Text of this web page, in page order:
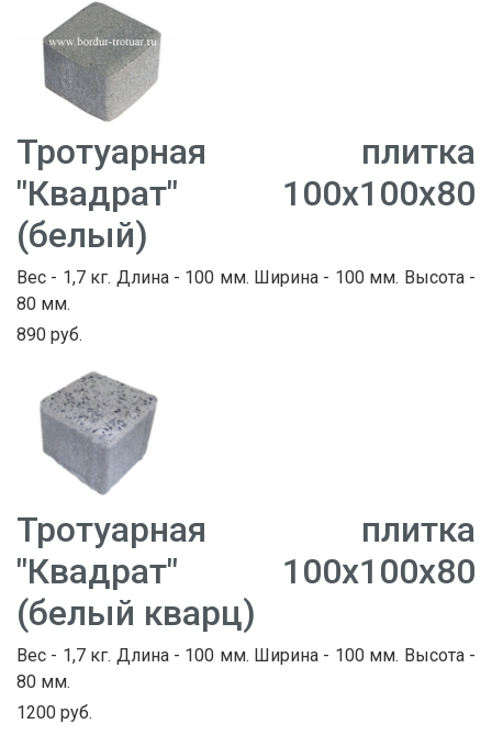
Тротуарная плитка
"Квадрат" 100х100х80
(белый)
Вес - 1,7 кг. Длина - 100 мм. Ширина - 100 мм. Высота -
80 мм.
890 руб.
Тротуарная плитка
"Квадрат" 100х100х80
(белый кварц)
Вес - 1,7 кг. Длина - 100 мм. Ширина - 100 мм. Высота -
80 мм.
1200 руб.